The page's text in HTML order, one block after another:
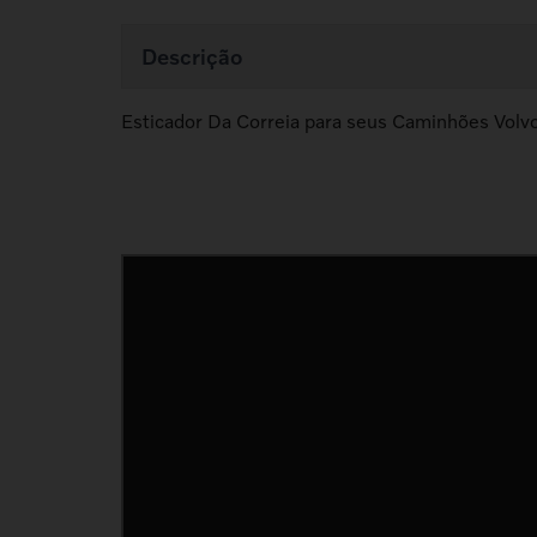
Descrição
Esticador Da Correia para seus Caminhões